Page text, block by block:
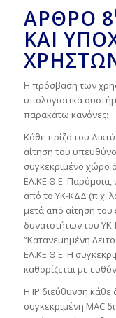
ΆΡΘΡΟ 8
ΚΑΙ
Η πρόσβαση των
υπολογιστικά
παρακάτω κανόνες:
Κάθε πρίζα του
αίτηση του
συγκεκριμένο χώρο
ΕΛ.ΚΕ.Θ.Ε. Παρόμοια,
από το ΥΚ-ΚΔΔ (π.χ.
μετά από αίτηση
δυνατοτήτων του ΥΚ-
“Κατανεμημένη
ΕΛ.ΚΕ.Θ.Ε. Η
καθορίζεται με
Η IP διεύθυνση κάθε
συγκεκριμένη MAC